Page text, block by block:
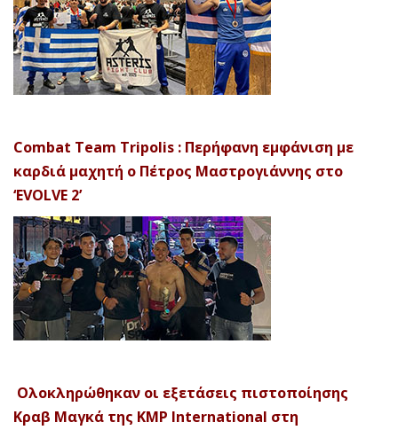
Combat Team Tripolis : Περήφανη εμφάνιση με
καρδιά μαχητή ο Πέτρος Μαστρογιάννης στο
‘EVOLVE 2’
Ολοκληρώθηκαν οι εξετάσεις πιστοποίησης
Κραβ Μαγκά της KMP International στη